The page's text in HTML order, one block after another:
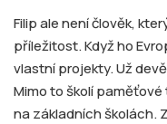
Filip ale není člověk,
příležitost. Když ho
vlastní projekty. Už
Mimo to školí
na základních školách.